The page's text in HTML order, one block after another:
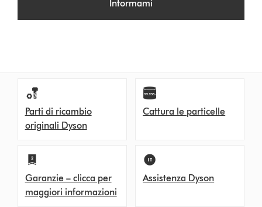
Informami
Parti di ricambio
originali Dyson
Cattura le particelle
Garanzie – clicca per
maggiori informazioni
Assistenza Dyson